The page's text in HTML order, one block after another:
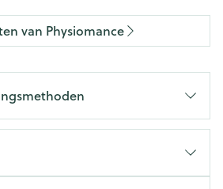
van Physiomance